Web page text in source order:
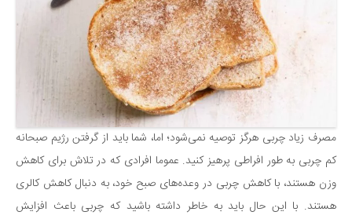
مصرف زیاد چربی هرگز توصیه نمی‌شود؛ اما، شما باید از گرفتن رژیم صبحانه
کم چربی به طور افراطی پرهیز کنید. عموما افرادی که در تلاش برای کاهش
وزن هستند، با کاهش چربی در وعده‌های صبح خود، به دنبال کاهش کالری
هستند. با این حال باید به خاطر داشته باشید که چربی باعث افزایش